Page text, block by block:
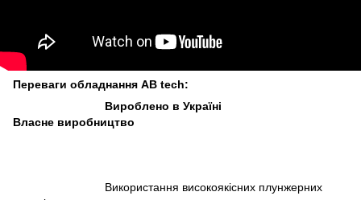
Переваги обладнання AB tech:
Вироблено в Україні
Власне виробництво
Використання високоякісних плунжерних